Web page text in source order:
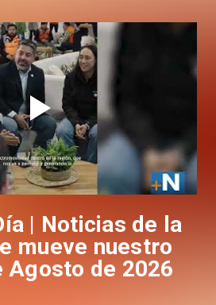
| Noticias de la
mueve nuestro
Agosto de 2026